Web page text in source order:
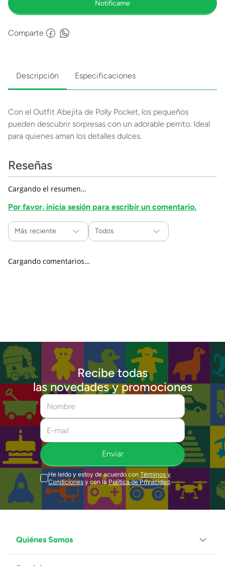
Comparte
Descripción Especificaciones
Con el Outfit Abejita de Polly Pocket, los pequeños
pueden descubrir sorpresas con un adorable perrito. Ideal
para quienes aman los detalles dulces.
Reseñas
Cargando el resumen…
Por favor, inicia sesión para escribir un comentario.
Más reciente Todos
Cargando comentarios…
Recibe todas
las novedades y promociones
Enviar
He leído y estoy de acuerdo con Términos y
Condiciones y con la Política de Privacidad.
Quiénes Somos